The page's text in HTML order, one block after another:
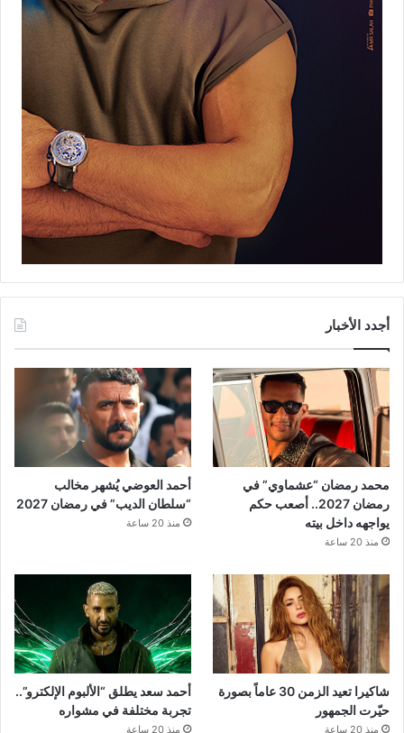
أجدد الأخبار
محمد رمضان “عشماوي” في
رمضان 2027.. أصعب حكم
يواجهه داخل بيته
منذ 20 ساعة
أحمد العوضي يُشهر مخالب
“سلطان الديب” في رمضان 2027
منذ 20 ساعة
شاكيرا تعيد الزمن 30 عاماً بصورة
حيّرت الجمهور
منذ 20 ساعة
أحمد سعد يطلق “الألبوم الإلكترو”..
تجربة مختلفة في مشواره
منذ 20 ساعة